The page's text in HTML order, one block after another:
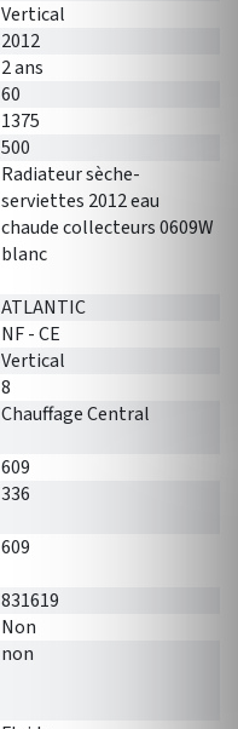
Vertical
2012
2 ans
60
1375
500
Radiateur sèche-
serviettes 2012 eau
chaude collecteurs 0609W
blanc
ATLANTIC
NF - CE
Vertical
8
Chauffage Central
609
336
609
831619
Non
non